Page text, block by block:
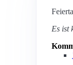
Es ist